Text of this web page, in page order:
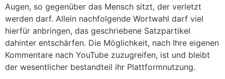
Augen, so gegenüber das Mensch sitzt, der verletzt
werden darf. Allein nachfolgende Wortwahl darf viel
hierfür anbringen, das geschriebene Satzpartikel
dahinter entschärfen. Die Möglichkeit, nach Ihre eigenen
Kommentare nach YouTube zuzugreifen, ist und bleibt
der wesentlicher bestandteil ihr Plattformnutzung.